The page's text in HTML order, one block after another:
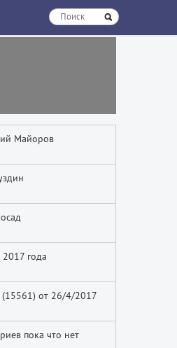
Майоров
2017 года
от 26/4/2017
пока что нет